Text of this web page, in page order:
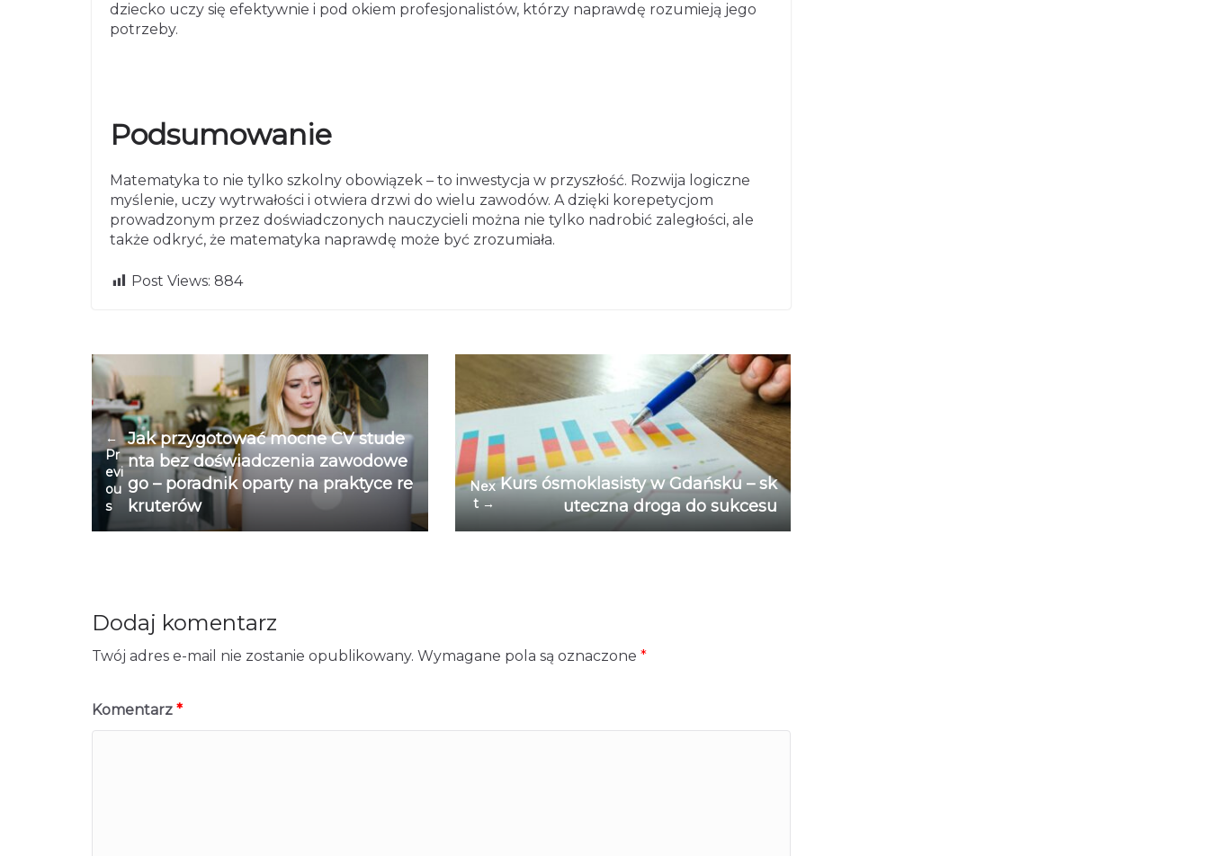
dziecko uczy się efektywnie i pod okiem profesjonalistów, którzy naprawdę rozumieją jego
potrzeby.
Podsumowanie
Matematyka to nie tylko szkolny obowiązek – to inwestycja w przyszłość. Rozwija logiczne
myślenie, uczy wytrwałości i otwiera drzwi do wielu zawodów. A dzięki korepetycjom
prowadzonym przez doświadczonych nauczycieli można nie tylko nadrobić zaległości, ale
także odkryć, że matematyka naprawdę może być zrozumiała.
Post Views: 884
←
Pr
evi
ou
s
Jak przygotować mocne CV stude
nta bez doświadczenia zawodowe
go – poradnik oparty na praktyce re
kruterów
Nex
t →
Kurs ósmoklasisty w Gdańsku – sk
uteczna droga do sukcesu
Dodaj komentarz
Twój adres e-mail nie zostanie opublikowany. Wymagane pola są oznaczone *
Komentarz *